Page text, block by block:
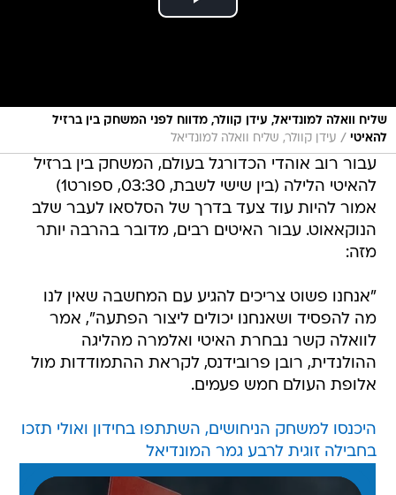
שליח וואלה למונדיאל, עידן קוולר, מדווח לפני המשחק בין ברזיל
להאיטי / עידן קוולר, שליח וואלה למונדיאל
עבור רוב אוהדי הכדורגל בעולם, המשחק בין ברזיל
להאיטי הלילה (בין שישי לשבת, 03:30, ספורט1)
אמור להיות עוד צעד בדרך של הסלסאו לעבר שלב
הנוקאאוט. עבור האיטים רבים, מדובר בהרבה יותר
מזה:
"אנחנו פשוט צריכים להגיע עם המחשבה שאין לנו
מה להפסיד ושאנחנו יכולים ליצור הפתעה", אמר
לוואלה קשר נבחרת האיטי ואלמרה מהליגה
ההולנדית, רובן פרובידנס, לקראת ההתמודדות מול
אלופת העולם חמש פעמים.
היכנסו למשחק הניחושים, השתתפו בחידון ואולי תזכו
בחבילה זוגית לרבע גמר המונדיאל